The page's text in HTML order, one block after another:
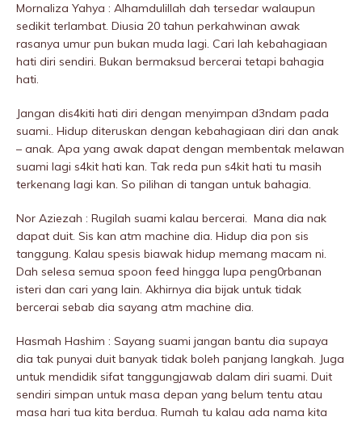
Mornaliza Yahya : Alhamdulillah dah tersedar walaupun
sedikit terlambat. Diusia 20 tahun perkahwinan awak
rasanya umur pun bukan muda lagi. Cari lah kebahagiaan
hati diri sendiri. Bukan bermaksud bercerai tetapi bahagia
hati.
Jangan dis4kiti hati diri dengan menyimpan d3ndam pada
suami.. Hidup diteruskan dengan kebahagiaan diri dan anak
– anak. Apa yang awak dapat dengan membentak meIawan
suami lagi s4kit hati kan. Tak reda pun s4kit hati tu masih
terkenang lagi kan. So pilihan di tangan untuk bahagia.
Nor Aziezah : RugiIah suami kalau bercerai. Mana dia nak
dapat duit. Sis kan atm machine dia. Hidup dia pon sis
tanggung. Kalau spesis biawak hidup memang macam ni.
Dah selesa semua spoon feed hingga lupa peng0rbanan
isteri dan cari yang lain. Akhirnya dia bijak untuk tidak
bercerai sebab dia sayang atm machine dia.
Hasmah Hashim : Sayang suami jangan bantu dia supaya
dia tak punyai duit banyak tidak boleh panjang langkah. Juga
untuk mendidik sifat tanggungjawab dalam diri suami. Duit
sendiri simpan untuk masa depan yang belum tentu atau
masa hari tua kita berdua. Rumah tu kalau ada nama kita